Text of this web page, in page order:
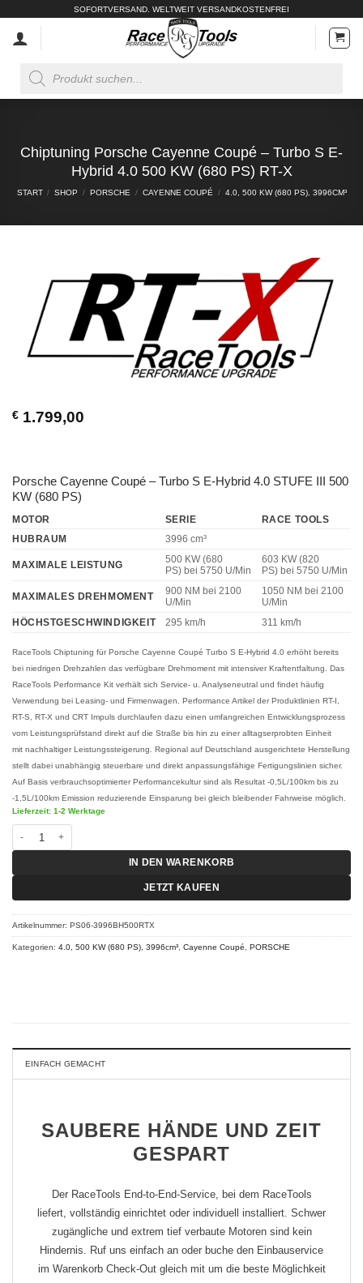
springen
SOFORTVERSAND. WELTWEIT VERSANDKOSTENFREI
search
Chiptuning Porsche Cayenne Coupé – Turbo S E-
Hybrid 4.0 500 KW (680 PS) RT-X
START / SHOP / PORSCHE / CAYENNE COUPÉ / 4.0, 500 KW (680 PS), 3996CM³
€ 1.799,00
Porsche Cayenne Coupé – Turbo S E-Hybrid 4.0 STUFE III 500
KW (680 PS)
MOTOR SERIE
RACE TOOLS
HUBRAUM
3996 cm³
MAXIMALE LEISTUNG
500 KW (680
PS) bei 5750 U/Min
603 KW (820
PS) bei 5750 U/Min
MAXIMALES DREHMOMENT
900 NM bei 2100
U/Min
1050 NM bei 2100
U/Min
HÖCHSTGESCHWINDIGKEIT 295 km/h 311 km/h
RaceTools Chiptuning für Porsche Cayenne Coupé Turbo S E-Hybrid 4.0 erhöht bereits
bei niedrigen Drehzahlen das verfügbare Drehmoment mit intensiver Kraftentfaltung. Das
RaceTools Performance Kit verhält sich Service- u. Analyseneutral und findet häufig
Verwendung bei Leasing- und Firmenwagen. Performance Artikel der Produktlinien RT-I,
RT-S, RT-X und CRT Impuls durchlaufen dazu einen umfangreichen Entwicklungsprozess
vom Leistungsprüfstand direkt auf die Straße bis hin zu einer alltagserprobten Einheit
mit nachhaltiger Leistungssteigerung. Regional auf Deutschland ausgerichtete Herstellung
stellt dabei unabhängig steuerbare und direkt anpassungsfähige Fertigungslinien sicher.
Auf Basis verbrauchsoptimierter Performancekultur sind als Resultat -0,5L/100km bis zu
-1,5L/100km Emission reduzierende Einsparung bei gleich bleibender Fahrweise möglich.
Lieferzeit: 1-2 Werktage
IN DEN WARENKORB
JETZT KAUFEN
Artikelnummer: PS06-3996BH500RTX
Kategorien: 4.0, 500 KW (680 PS), 3996cm³ Cayenne Coupé PORSCHE
EINFACH GEMACHT
SAUBERE HÄNDE UND ZEIT
GESPART
Der RaceTools End-to-End-Service, bei dem RaceTools
liefert, vollständig einrichtet oder individuell installiert. Schwer
zugängliche und extrem tief verbaute Motoren sind kein
Hindernis. Ruf uns einfach an oder buche den Einbauservice
im Warenkorb Check-Out gleich mit um die beste Möglichkeit